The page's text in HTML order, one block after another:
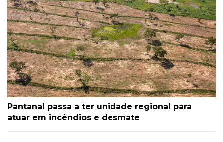
Pantanal passa a ter unidade regional para
atuar em incêndios e desmate